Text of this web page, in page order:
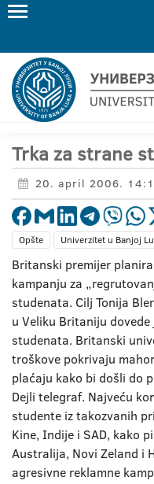
Trka za strane
20. april 2006.
Opšte Univerzitet u Banjoj
Britanski premijer
kampanju za
studenata. Cilj Tonija
u Veliku Britaniju
studenata. Britanski
troškove pokrivaju
plaćaju kako bi došli do
Dejli telegraf. Najveću
studente iz takozvanih
Kine, Indije i SAD, kako
Australija, Novi Zeland i
agresivne reklamne